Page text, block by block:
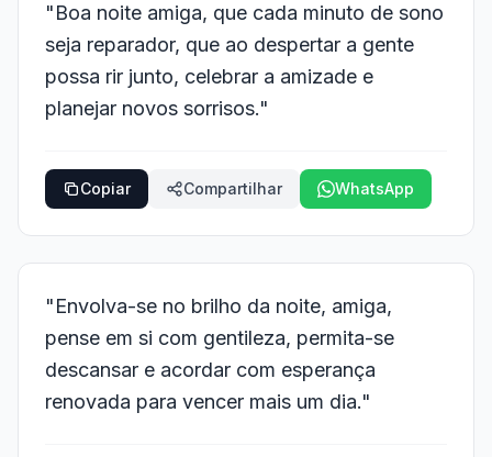
"Boa noite amiga, que cada minuto de sono
seja reparador, que ao despertar a gente
possa rir junto, celebrar a amizade e
planejar novos sorrisos."
Copiar Compartilhar WhatsApp
"Envolva-se no brilho da noite, amiga,
pense em si com gentileza, permita-se
descansar e acordar com esperança
renovada para vencer mais um dia."